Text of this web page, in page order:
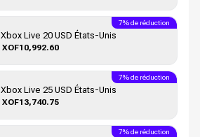
Live 20 USD États-Unis
XOF10,992.60
7% de réduction
Live 25 USD États-Unis
XOF13,740.75
7% de réduction
7% de réduction